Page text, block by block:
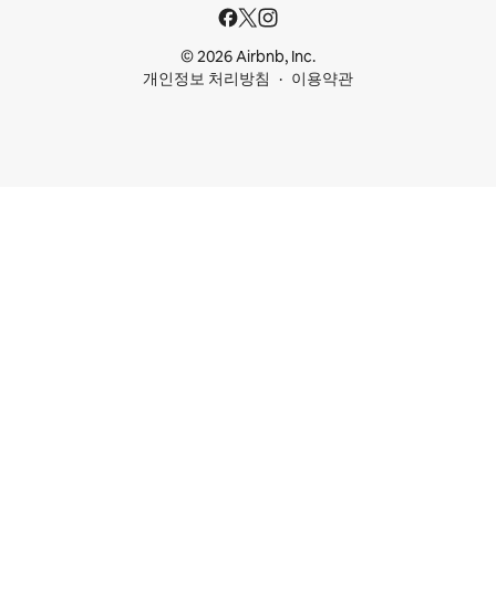
© 2026 Airbnb, Inc.
개인정보 처리방침
이용약관